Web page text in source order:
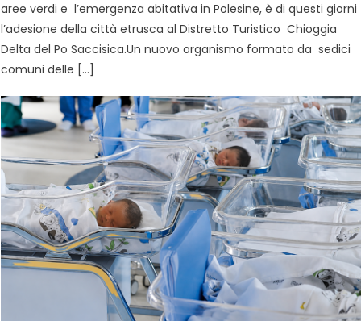
aree verdi e l’emergenza abitativa in Polesine, è di questi giorni
l’adesione della città etrusca al Distretto Turistico Chioggia
Delta del Po Saccisica.Un nuovo organismo formato da sedici
comuni delle […]